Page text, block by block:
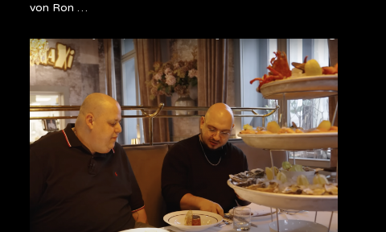
von Ron …